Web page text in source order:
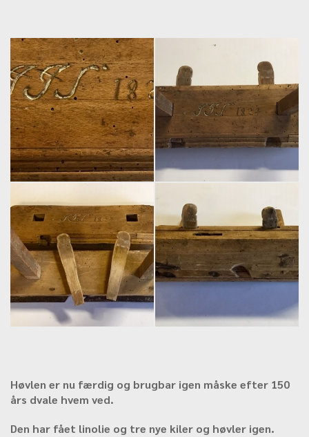
Høvlen er nu færdig og brugbar igen måske efter 150
års dvale hvem ved.
Den har fået linolie og tre nye kiler og høvler igen.